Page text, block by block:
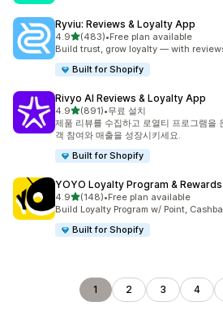
Ryviu: Reviews & Loyalty App
4.9별 5개 중
(483)
총 리뷰 483개
•Free plan available
Build trust, grow loyalty — with
Built for Shopify
Rivyo AI Reviews & Loyalty App
4.9별 5개 중
(891)
총 리뷰 891개
•무료 설치
제품 리뷰를 수집하고 로열티 프로그램을
객 참여와 매출을 성장시키세요.
Built for Shopify
YOYO Loyalty Program & Rewards
4.9별 5개 중
(148)
총 리뷰 148개
•Free plan available
Build Loyalty Program w/ Point,
Built for Shopify
1 2 3 4